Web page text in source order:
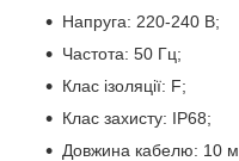
Напруга: 220-240 В;
Частота: 50 Гц;
Клас ізоляції: F;
Клас захисту: IP68;
Довжина кабелю: 10 м